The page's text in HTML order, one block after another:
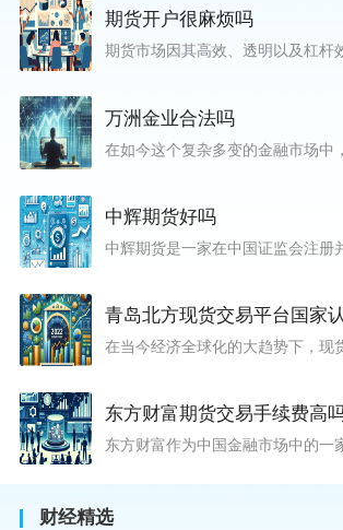
期货开户很麻烦吗
万洲金业合法吗
中辉期货好吗
青岛北方现货交易平台国家
东方财富期货交易手续费高
财经精选